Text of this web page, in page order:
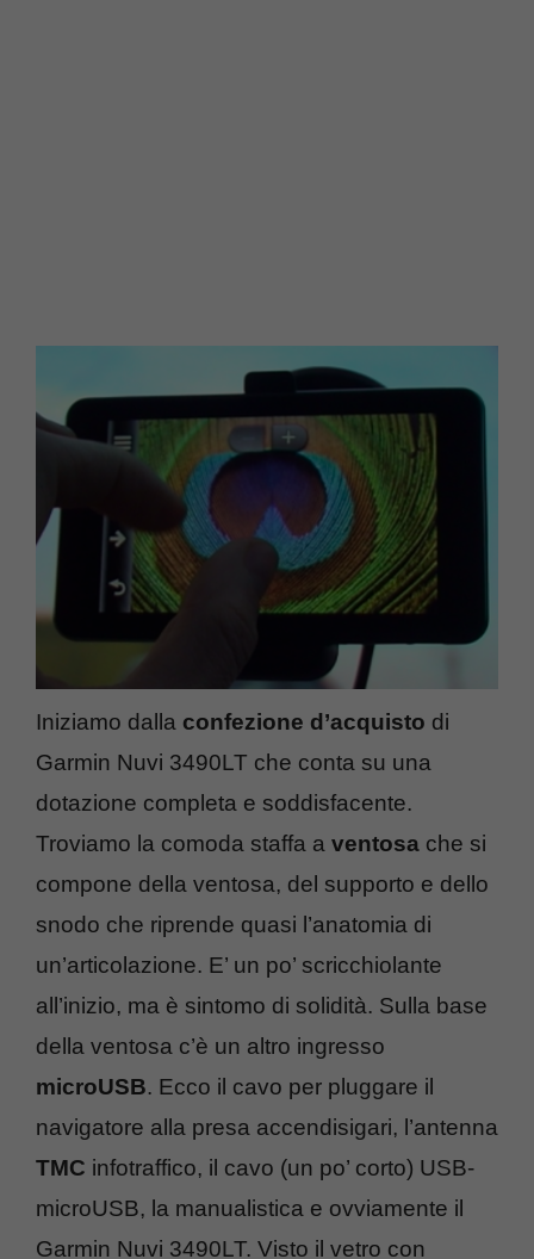
Iniziamo dalla confezione d’acquisto di
Garmin Nuvi 3490LT che conta su una
dotazione completa e soddisfacente.
Troviamo la comoda staffa a ventosa che si
compone della ventosa, del supporto e dello
snodo che riprende quasi l’anatomia di
un’articolazione. E’ un po’ scricchiolante
all’inizio, ma è sintomo di solidità. Sulla base
della ventosa c’è un altro ingresso
microUSB. Ecco il cavo per pluggare il
navigatore alla presa accendisigari, l’antenna
TMC infotraffico, il cavo (un po’ corto) USB-
microUSB, la manualistica e ovviamente il
Garmin Nuvi 3490LT. Visto il vetro con